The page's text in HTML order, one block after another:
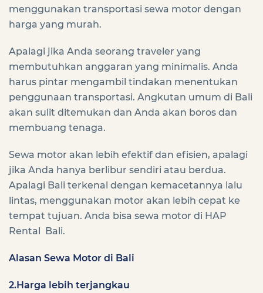
menggunakan transportasi sewa motor dengan
harga yang murah.
Apalagi jika Anda seorang traveler yang
membutuhkan anggaran yang minimalis. Anda
harus pintar mengambil tindakan menentukan
penggunaan transportasi. Angkutan umum di Bali
akan sulit ditemukan dan Anda akan boros dan
membuang tenaga.
Sewa motor akan lebih efektif dan efisien, apalagi
jika Anda hanya berlibur sendiri atau berdua.
Apalagi Bali terkenal dengan kemacetannya lalu
lintas, menggunakan motor akan lebih cepat ke
tempat tujuan. Anda bisa sewa motor di HAP
Rental Bali.
Alasan Sewa Motor di Bali
2.Harga lebih terjangkau